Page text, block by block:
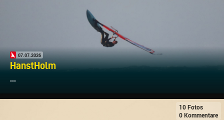
07.07.2026
HanstHolm
...
10 Fotos
0 Kommentare